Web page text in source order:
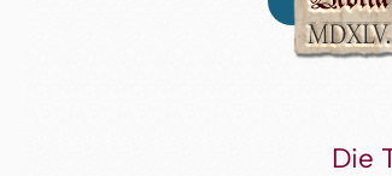
Die